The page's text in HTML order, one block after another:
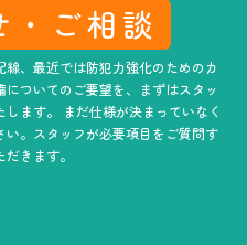
・ご相談
線、最近では防犯力強化のためのカ
についてのご要望を、まずはスタッ
ます。 まだ仕様が決まっていなく
い。スタッフが必要項目をご質問す
きます。